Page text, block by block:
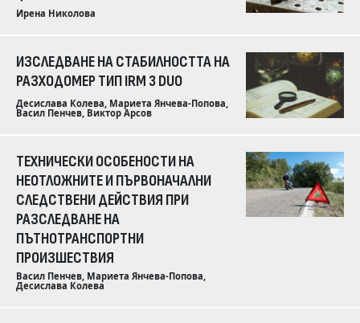
Ирена Николова
ИЗСЛЕДВАНЕ НА СТАБИЛНОСТТА НА
РАЗХОДОМЕР ТИП IRM 3 DUO
Десислава Колева, Мариета Янчева-Попова,
Васил Пенчев, Виктор Арсов
ТЕХНИЧЕСКИ ОСОБЕНОСТИ НА
НЕОТЛОЖНИТЕ И ПЪРВОНАЧАЛНИ
СЛЕДСТВЕНИ ДЕЙСТВИЯ ПРИ
РАЗСЛЕДВАНЕ НА
ПЪТНОТРАНСПОРТНИ
ПРОИЗШЕСТВИЯ
Васил Пенчев, Мариета Янчева-Попова,
Десислава Колева